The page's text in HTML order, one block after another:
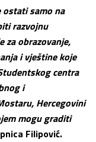
samo na
razvojnu
za obrazovanje,
i vještine koje
centra
i
Hercegovini
mogu graditi
Filipović.